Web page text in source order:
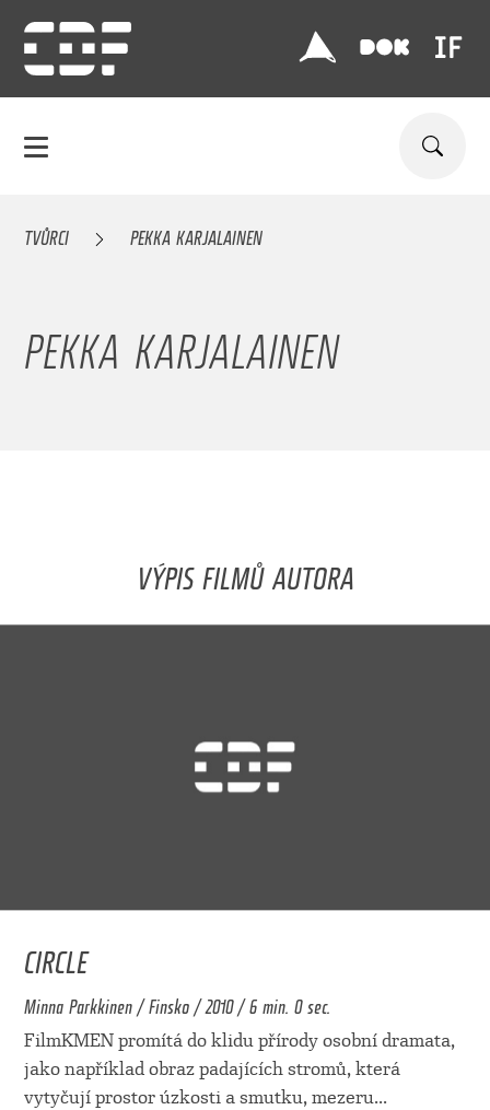
TVŮRCI PEKKA KARJALAINEN
PEKKA KARJALAINEN
VÝPIS FILMŮ AUTORA
CIRCLE
Minna Parkkinen / Finsko / 2010 / 6 min. 0 sec.
FilmKMEN promítá do klidu přírody osobní dramata,
jako například obraz padajících stromů, která
vytyčují prostor úzkosti a smutku, mezeru...